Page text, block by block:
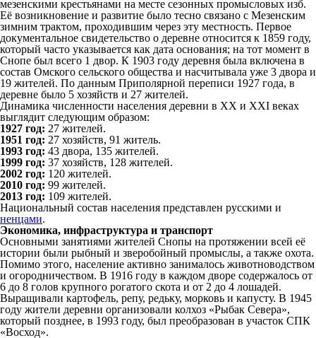
мезенскими крестьянами на месте сезонных промысловых изб.
Её возникновение и развитие было тесно связано с Мезенским
зимним трактом, проходившим через эту местность. Первое
документальное свидетельство о деревне относится к 1859 году,
который часто указывается как дата основания; на тот момент в
Снопе был всего 1 двор. К 1903 году деревня была включена в
состав Омского сельского общества и насчитывала уже 3 двора и
19 жителей. По данным Приполярной переписи 1927 года, в
деревне было 5 хозяйств и 27 жителей.
Динамика численности населения деревни в XX и XXI веках
выглядит следующим образом:
1927 год: 27 жителей.
1951 год: 27 хозяйств, 91 житель.
1993 год: 43 двора, 135 жителей.
1999 год: 37 хозяйств, 128 жителей.
2002 год: 120 жителей.
2010 год: 99 жителей.
2013 год: 109 жителей.
Национальный состав населения представлен русскими и
ненцами.
Экономика, инфраструктура и транспорт
Основными занятиями жителей Снопы на протяжении всей её
истории были рыбный и зверобойный промыслы, а также охота.
Помимо этого, население активно занималось животноводством
и огородничеством. В 1916 году в каждом дворе содержалось от
6 до 8 голов крупного рогатого скота и от 2 до 4 лошадей.
Выращивали картофель, репу, редьку, морковь и капусту. В 1945
году жители деревни организовали колхоз «Рыбак Севера»,
который позднее, в 1993 году, был преобразован в участок СПК
«Восход».